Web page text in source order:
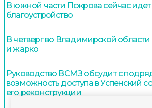
В южной части Покрова сейчас
благоустройство
В четверг во Владимирской
и жарко
Руководство ВСМЗ обсудит с
возможность доступа в Успенский
его реконструкции